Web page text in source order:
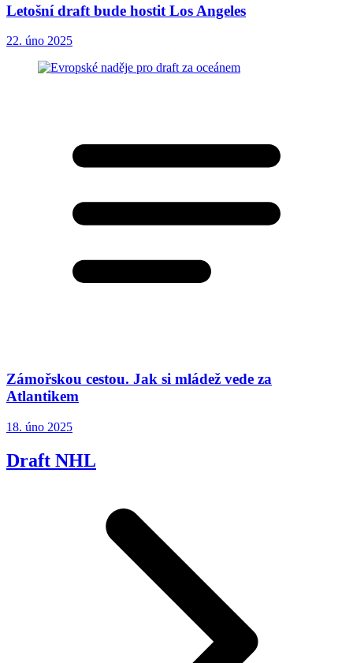
Letošní draft bude hostit Los Angeles
22. úno 2025
Zámořskou cestou. Jak si mládež vede za
Atlantikem
18. úno 2025
Draft NHL